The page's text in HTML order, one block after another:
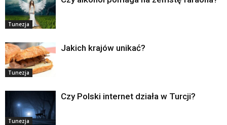
Tunezja
Tunezja
Jakich krajów unikać?
Tunezja
Czy Polski internet działa w Turcji?